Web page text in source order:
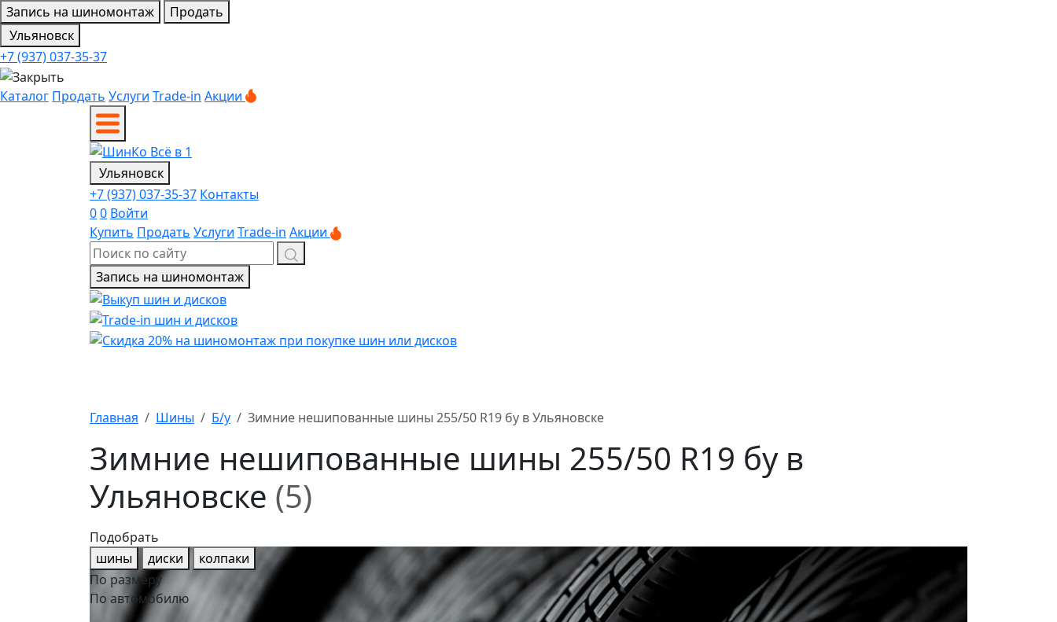
Запись на шиномонтаж
Продать
Ульяновск
+7 (937) 037-35-37
Каталог Продать Услуги Trade-in Акции
Ульяновск
+7 (937) 037-35-37 Контакты
00 Войти
Купить Продать Услуги Trade-in Акции
Запись на шиномонтаж
Главная Шины Б/у Зимние нешипованные шины 255/50 R19 бу в Ульяновске
Зимние нешипованные шины 255/50 R19 бу в
Ульяновске (5)
Подобрать
шины
диски
колпаки
По размеру
По автомобилю